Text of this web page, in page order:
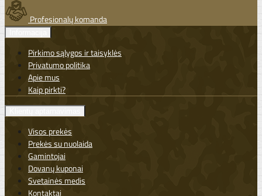
Profesionalų komanda
Pirkimo sąlygos ir taisyklės
Privatumo politika
Apie mus
Kaip pirkti?
Visos prekės
Prekės su nuolaida
Gamintojai
Dovanų kuponai
Svetainės medis
Kontaktai